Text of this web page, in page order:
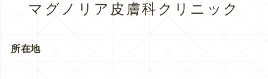
マグノリア皮膚科クリニック
所在地